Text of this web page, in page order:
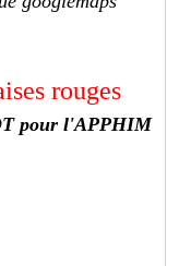
rouges
pour l'APPHIM